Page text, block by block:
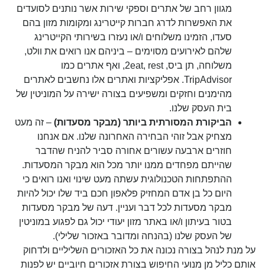
מגוון רחב של אתרים וספקי שירות אשר נותנים לסועדים
את האפשרות לדרג חברות קייטרינג ומקומות מזון בהם
סעדו, הזמינו משלוחים ו/או נעזרו בשירותי הקייטרינג
שלהם לאירועים מסוימים – ביניהם אנו רואים את וולט,
משלוחה, תן ביס, 2eat, rest, ואף אתרים כמו
TripAdvisor. אפליקציות ואתרים אלו נחשבים לאתרים
מהימנים וחזקים ומשפיעים בצורה ישירה על המוניטין של
בית העסק שלנו.
הביקורת המסורתית ביותר (מבקר מסעדות) – זה מעט
מצחיק אבל זוהי הבחירה האחרונה שלנו. אם אנחנו
חוזרים ארבעה עשורים אחורה סביר להניח שהדבר
שהייתם מפחדים ממנו יותר מכל הוא מבקר המסעדות.
ההתפתחות הטכנולוגית עשתה מעט שינוי ואנו רואים כי
היום כל בן אדם המחזיק פלאפון חכם ביד שלו יכול להיות
מבקר מסעדות לכל דבר ועניין. דעה של מבקר מסעדות
בטור בעיתון ו/או באתר מזון יעודי יכול גם לפגוע במוניטין
של העסק שלנו (בהנחה ומדובר באזכור שלילי).
על מנת לנהל בצורה נכונה את כל האזכורים השליליים ולדחוק
אותם כליל מן מנועי החיפוש בצורת אזכורים חיוביים יש לפנות